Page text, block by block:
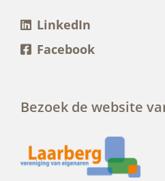
LinkedIn
Facebook
Bezoek de website